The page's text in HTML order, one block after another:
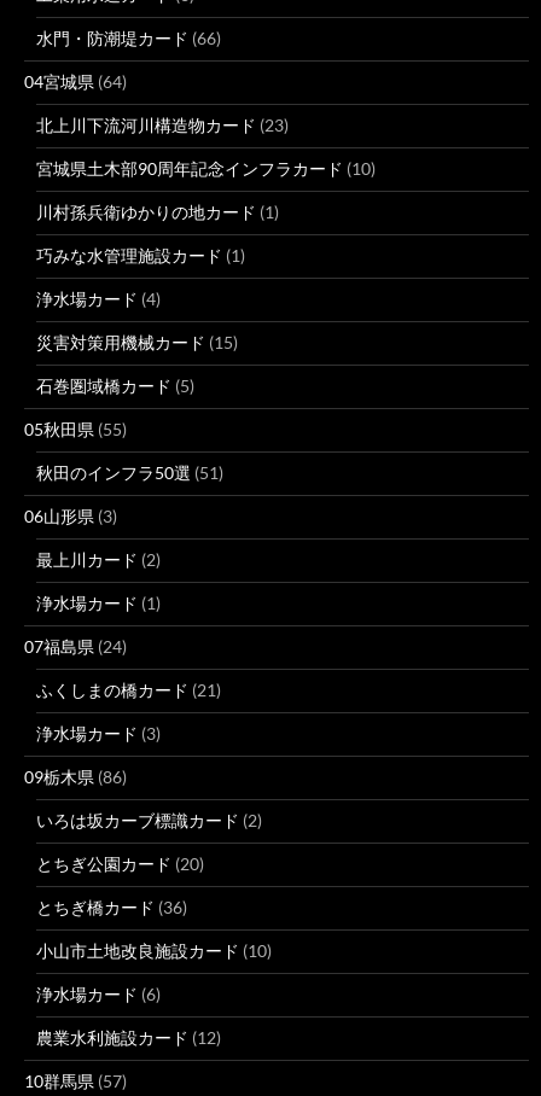
水門・防潮堤カード (66)
04宮城県 (64)
北上川下流河川構造物カード (23)
宮城県土木部90周年記念インフラカード (10)
川村孫兵衛ゆかりの地カード (1)
巧みな水管理施設カード (1)
浄水場カード (4)
災害対策用機械カード (15)
石巻圏域橋カード (5)
05秋田県 (55)
秋田のインフラ50選 (51)
06山形県 (3)
最上川カード (2)
浄水場カード (1)
07福島県 (24)
ふくしまの橋カード (21)
浄水場カード (3)
09栃木県 (86)
いろは坂カーブ標識カード (2)
とちぎ公園カード (20)
とちぎ橋カード (36)
小山市土地改良施設カード (10)
浄水場カード (6)
農業水利施設カード (12)
10群馬県 (57)